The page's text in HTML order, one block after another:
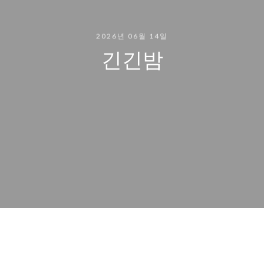
2026년 06월 14일
긴긴밤